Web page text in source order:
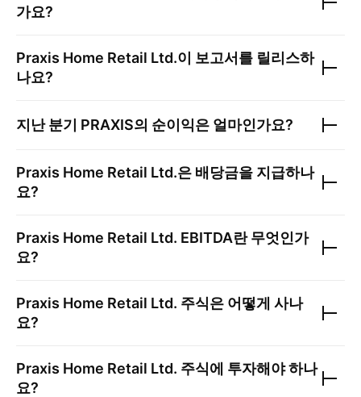
가요?
Praxis Home Retail Ltd.이 보고서를 릴리스하
나요?
지난 분기 PRAXIS의 순이익은 얼마인가요?
Praxis Home Retail Ltd.은 배당금을 지급하나
요?
Praxis Home Retail Ltd. EBITDA란 무엇인가
요?
Praxis Home Retail Ltd. 주식은 어떻게 사나
요?
Praxis Home Retail Ltd. 주식에 투자해야 하나
요?